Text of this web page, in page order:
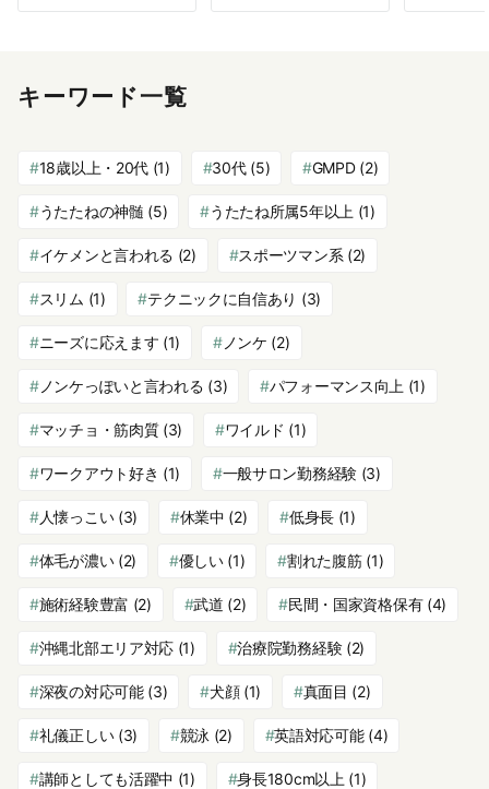
キーワード一覧
18歳以上・20代 (1) 30代(5) GMPD(2)
うたたねの神髄 (5) うたたね所属5年以上 (1)
イケメンと言われる (2) スポーツマン系 (2)
スリム (1) テクニックに自信あり (3)
ニーズに応えます (1) ノンケ (2)
ノンケっぽいと言われる (3) パフォーマンス向上 (1)
マッチョ・筋肉質(3) ワイルド (1)
ワークアウト好き (1) 一般サロン勤務経験(3)
人懐っこい(3) 休業中 (2) 低身長 (1)
体毛が濃い(2) 優しい(1) 割れた腹筋(1)
施術経験豊富 (2) 武道 (2) 民間・国家資格保有(4)
沖縄北部エリア対応 (1) 治療院勤務経験(2)
深夜の対応可能(3) 犬顔(1) 真面目 (2)
礼儀正しい(3) 競泳 (2) 英語対応可能(4)
講師としても活躍中 (1) 身長180cm以上 (1)